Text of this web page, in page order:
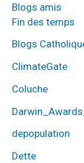
Blogs amis
Fin des temps
Blogs
ClimateGate
Coluche
depopulation
Dette